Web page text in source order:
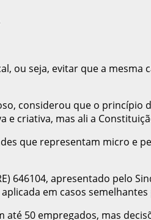
ou seja, evitar que a
considerou que o
criativa, mas ali a
que representam micro e
646104, apresentado pelo
em casos semelhantes
50 empregados, mas